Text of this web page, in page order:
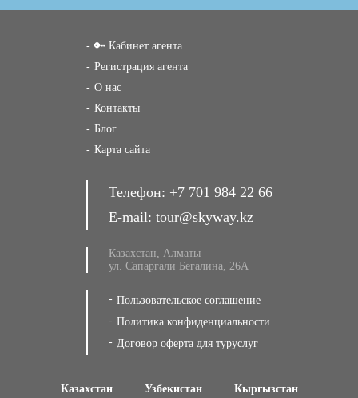
🔑 Кабинет агента
Регистрация агента
О нас
Контакты
Блог
Карта сайта
Телефон: +7 701 984 22 66
E-mail: tour@skyway.kz
Казахстан, Алматы
ул. Сапаргали Бегалина, 26А
Пользовательское соглашение
Политика конфиденциальности
Договор оферта для туруслуг
Казахстан Узбекистан Кыргызстан